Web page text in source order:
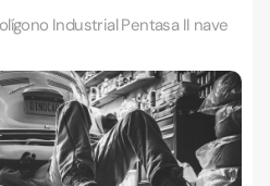
Industrial Pentasa II nave